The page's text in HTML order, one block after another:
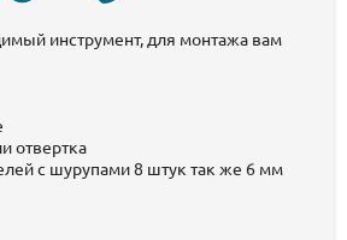
инструмент, для монтажа вам
отвертка
с шурупами 8 штук так же 6 мм